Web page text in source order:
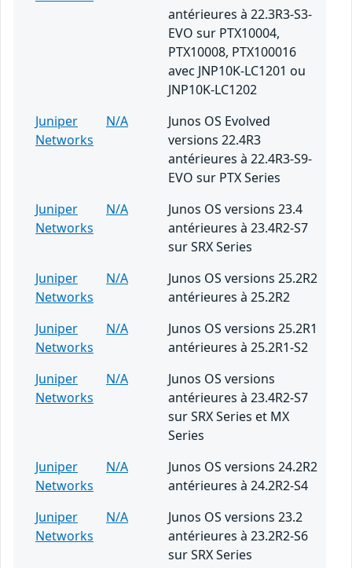
antérieures à 22.3R3-S3-
EVO sur PTX10004,
PTX10008, PTX100016
avec JNP10K-LC1201 ou
JNP10K-LC1202
Juniper
Networks
N/A
Junos OS Evolved
versions 22.4R3
antérieures à 22.4R3-S9-
EVO sur PTX Series
Juniper
Networks
N/A
Junos OS versions 23.4
antérieures à 23.4R2-S7
sur SRX Series
Juniper
Networks
N/A
Junos OS versions 25.2R2
antérieures à 25.2R2
Juniper
Networks
N/A
Junos OS versions 25.2R1
antérieures à 25.2R1-S2
Juniper
Networks
N/A
Junos OS versions
antérieures à 23.4R2-S7
sur SRX Series et MX
Series
Juniper
Networks
N/A
Junos OS versions 24.2R2
antérieures à 24.2R2-S4
Juniper
Networks
N/A
Junos OS versions 23.2
antérieures à 23.2R2-S6
sur SRX Series